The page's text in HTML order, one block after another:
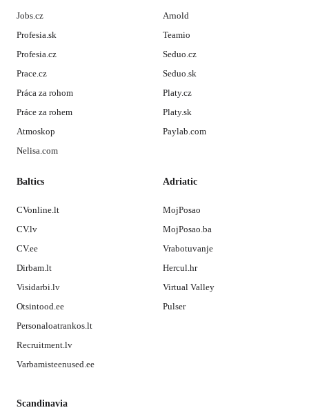
Jobs.cz
Profesia.sk
Profesia.cz
Prace.cz
Práca za rohom
Práce za rohem
Atmoskop
Nelisa.com
Arnold
Teamio
Seduo.cz
Seduo.sk
Platy.cz
Platy.sk
Paylab.com
Baltics
CVonline.lt
CV.lv
CV.ee
Dirbam.lt
Visidarbi.lv
Otsintood.ee
Personaloatrankos.lt
Recruitment.lv
Varbamisteenused.ee
Adriatic
MojPosao
MojPosao.ba
Vrabotuvanje
Hercul.hr
Virtual Valley
Pulser
Scandinavia